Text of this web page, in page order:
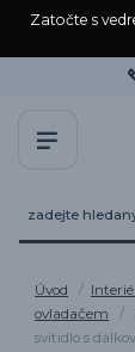
Zatočte s
Úvod
ovladačem
svítidlo s